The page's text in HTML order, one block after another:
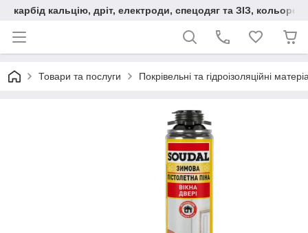
карбід кальцію, дріт, електроди, спецодяг та ЗІЗ,
Товари та послуги Покрівельні та гідроізоляційні